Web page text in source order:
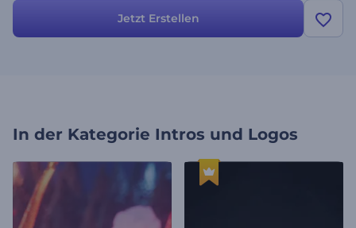
Jetzt Erstellen
In der Kategorie Intros und Logos